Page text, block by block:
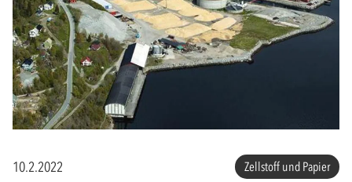
10.2.2022 Zellstoff und Papier